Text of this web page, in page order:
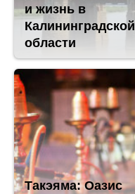
и жизнь в
Калининградской
области
Такэяма: Оазис